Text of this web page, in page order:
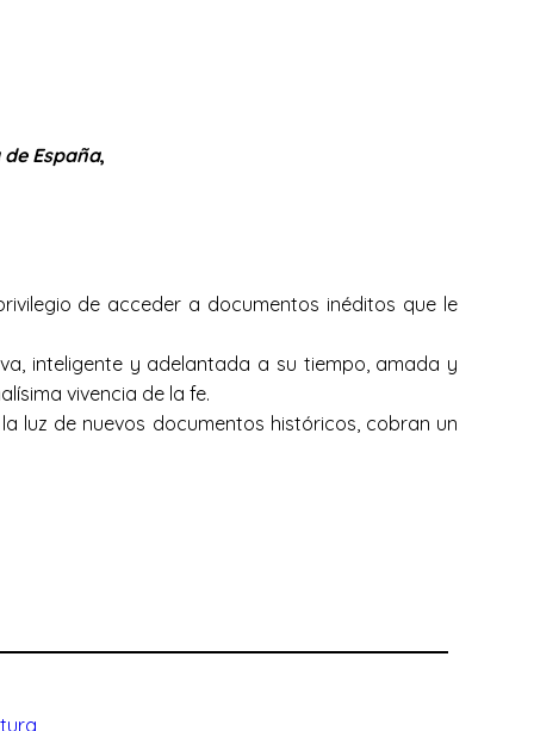
España,
de acceder a documentos inéditos que le
inteligente y adelantada a su tiempo, amada y
vivencia de la fe.
luz de nuevos documentos históricos, cobran un